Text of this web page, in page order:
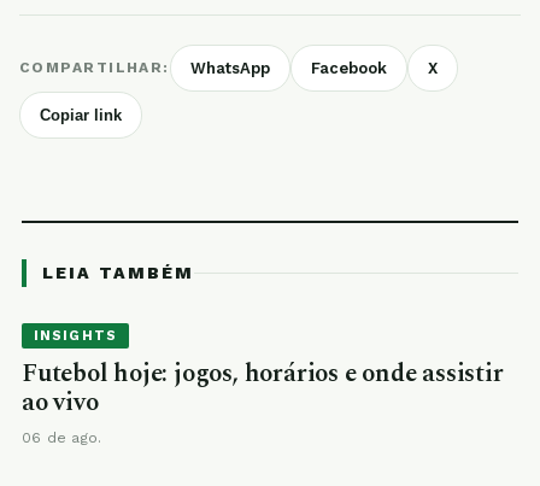
COMPARTILHAR: WhatsApp Facebook X
Copiar link
LEIA TAMBÉM
INSIGHTS
Futebol hoje: jogos, horários e onde assistir
ao vivo
06 de ago.